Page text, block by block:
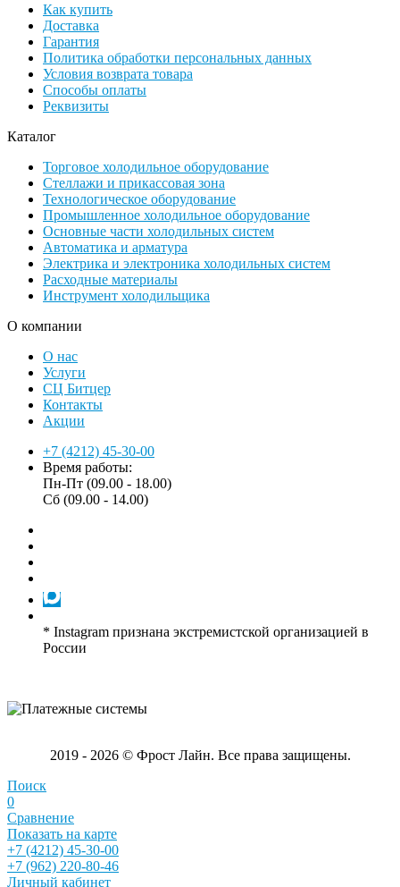
Как купить
Доставка
Гарантия
Политика обработки персональных данных
Условия возврата товара
Способы оплаты
Реквизиты
Каталог
Торговое холодильное оборудование
Стеллажи и прикассовая зона
Технологическое оборудование
Промышленное холодильное оборудование
Основные части холодильных систем
Автоматика и арматура
Электрика и электроника холодильных систем
Расходные материалы
Инструмент холодильщика
О компании
О нас
Услуги
СЦ Битцер
Контакты
Акции
+7 (4212) 45-30-00
Время работы:
Пн-Пт (09.00 - 18.00)
Сб (09.00 - 14.00)
* Instagram признана экстремистской организацией в
России
2019 - 2026 © Фрост Лайн. Все права защищены.
Поиск
0
Сравнение
Показать на карте
+7 (4212) 45-30-00
+7 (962) 220-80-46
Личный кабинет